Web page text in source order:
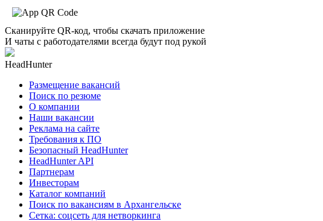
Сканируйте QR-код, чтобы скачать приложение
И чаты с работодателями всегда будут под рукой
HeadHunter
Размещение вакансий
Поиск по резюме
О компании
Наши вакансии
Реклама на сайте
Требования к ПО
Безопасный HeadHunter
HeadHunter API
Партнерам
Инвесторам
Каталог компаний
Поиск по вакансиям в Архангельске
Сетка: соцсеть для нетворкинга